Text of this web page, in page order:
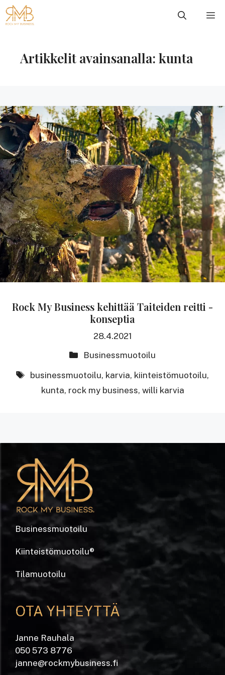
Siirry
sisältöön
Artikkelit avainsanalla: kunta
Rock My Business kehittää Taiteiden reitti -
konseptia
28.4.2021
Kategoriat
Businessmuotoilu
avainsanat
businessmuotoilu, karvia, kiinteistömuotoilu,
kunta, rock my business, willi karvia
Businessmuotoilu
Kiinteistömuotoilu®
Tilamuotoilu
OTA YHTEYTTÄ
Janne Rauhala
050 573 8776
janne@rockmybusiness.fi